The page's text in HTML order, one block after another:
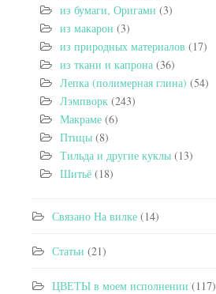
из бумаги, Оригами (3)
из макарон (3)
из природных материалов (17)
из ткани и капрона (36)
Лепка (полимерная глина) (54)
Лэмпворк (243)
Макраме (6)
Птицы (8)
Тильда и другие куклы (13)
Шитьё (18)
Связано На вилке (14)
Статьи (21)
ЦВЕТЫ в моем исполнении (117)